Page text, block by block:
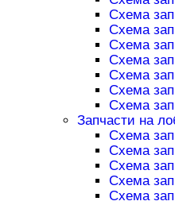
Схема
Схема
Схема
Схема
Схема
Схема
Схема
Запчасти на
Схема
Схема
Схема
Схема
Схема